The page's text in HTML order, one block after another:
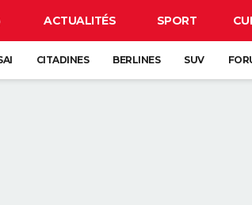
ACTUALITÉS SPORT
CITADINES BERLINES SUV